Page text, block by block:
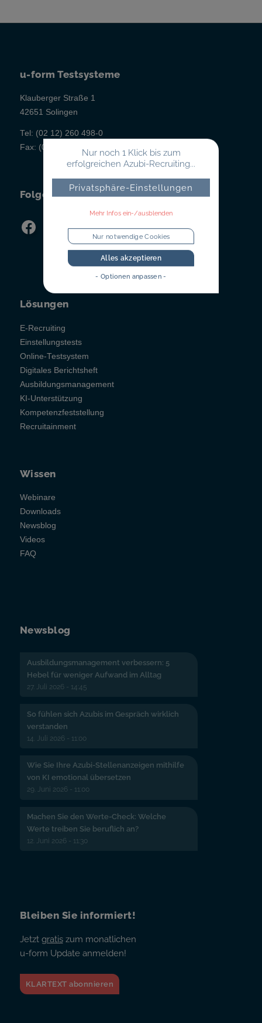
u-form Testsysteme
Klauberger Straße 1
42651 Solingen
Tel: (02 12) 260 498-0
Fax: (02 12) 260 498-43
Folgen Sie uns!
Lösungen
E-Recruiting
Einstellungstests
Online-Testsystem
Digitales Berichtsheft
Ausbildungsmanagement
KI-Unterstützung
Kompetenzfeststellung
Recruitainment
Wissen
Webinare
Downloads
Newsblog
Videos
FAQ
Newsblog
Ausbildungsmanagement verbessern: 5
Hebel für weniger Aufwand im Alltag
27. Juli 2026 - 14:45
So fühlen sich Azubis im Gespräch wirklich
verstanden
14. Juli 2026 - 11:00
Wie Sie Ihre Azubi-Stellenanzeigen mithilfe
von KI emotional übersetzen
29. Juni 2026 - 11:00
Machen Sie den Werte-Check: Welche
Werte treiben Sie beruflich an?
12. Juni 2026 - 11:30
Bleiben Sie informiert!
Jetzt gratiszum monatlichen
u-form Update anmelden!
KLARTEXT abonnieren
Nur noch 1 Klick bis zum
erfolgreichen Azubi-Recruiting...
Privatsphäre-Einstellungen
Mehr Infos ein-/ausblenden
Nur notwendige Cookies
Alles akzeptieren
- Optionen anpassen -